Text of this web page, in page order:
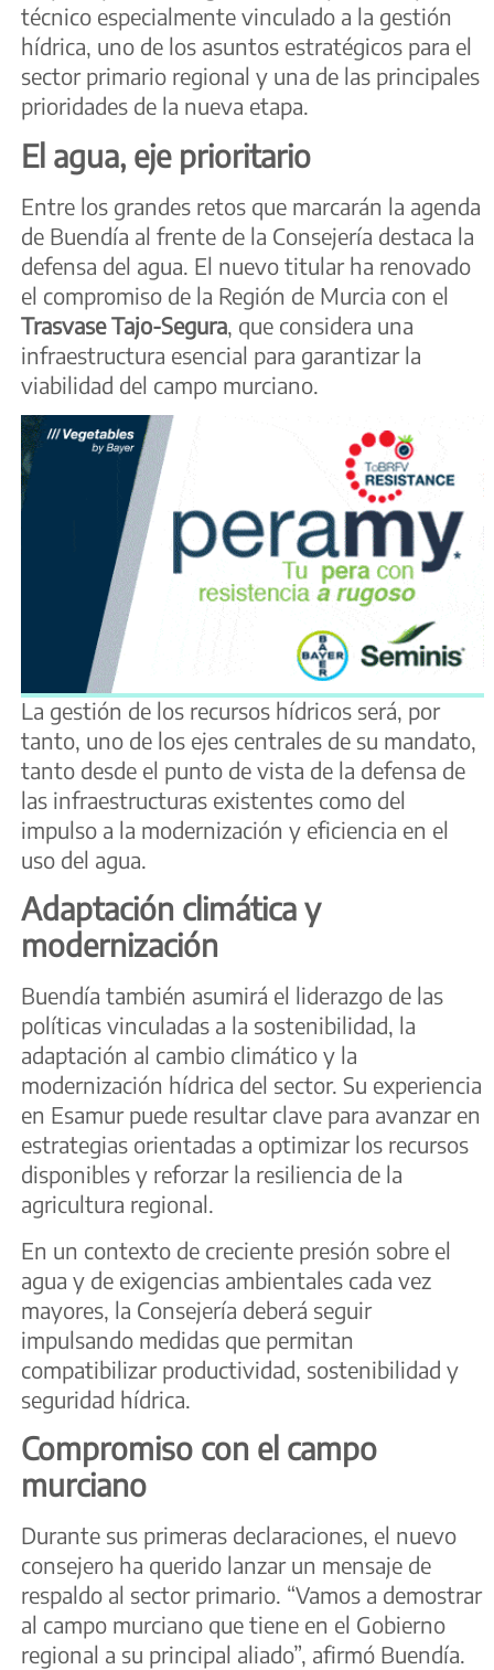
técnico especialmente vinculado a la gestión
hídrica, uno de los asuntos estratégicos para el
sector primario regional y una de las principales
prioridades de la nueva etapa.
El agua, eje prioritario
Entre los grandes retos que marcarán la agenda
de Buendía al frente de la Consejería destaca la
defensa del agua. El nuevo titular ha renovado
el compromiso de la Región de Murcia con el
Trasvase Tajo-Segura , que considera una
infraestructura esencial para garantizar la
viabilidad del campo murciano.
La gestión de los recursos hídricos será, por
tanto, uno de los ejes centrales de su mandato,
tanto desde el punto de vista de la defensa de
las infraestructuras existentes como del
impulso a la modernización y eficiencia en el
uso del agua.
Adaptación climática y
modernización
Buendía también asumirá el liderazgo de las
políticas vinculadas a la sostenibilidad, la
adaptación al cambio climático y la
modernización hídrica del sector. Su experiencia
en Esamur puede resultar clave para avanzar en
estrategias orientadas a optimizar los recursos
disponibles y reforzar la resiliencia de la
agricultura regional.
En un contexto de creciente presión sobre el
agua y de exigencias ambientales cada vez
mayores, la Consejería deberá seguir
impulsando medidas que permitan
compatibilizar productividad, sostenibilidad y
seguridad hídrica.
Compromiso con el campo
murciano
Durante sus primeras declaraciones, el nuevo
consejero ha querido lanzar un mensaje de
respaldo al sector primario. “Vamos a demostrar
al campo murciano que tiene en el Gobierno
regional a su principal aliado”, afirmó Buendía.